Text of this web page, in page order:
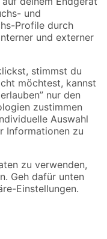
Angebote sind unter
Verfügbarkeiten beziehen
mit Speditionsversand, hier